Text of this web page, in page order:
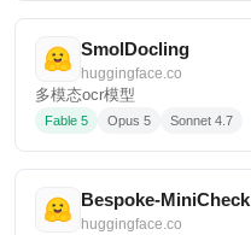
SmolDocling
huggingface.co
多模态ocr模型
Fable 5 Opus 5 Sonnet 4.7
Bespoke-MiniCheck
huggingface.co